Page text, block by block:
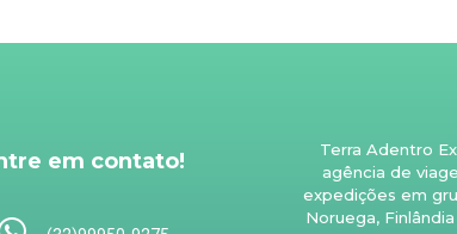
em contato!
Terra Adentro
agência de
expedições em
Noruega,